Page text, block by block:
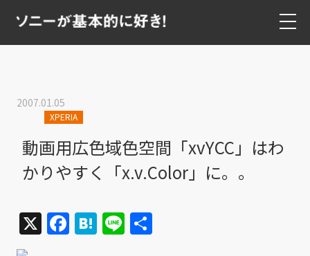
2007.01.05
XPERIA
動画用広色域色空間「xvYCC」はわ
かりやすく「x.v.Color」に。。
X Facebook
Hatena
Line